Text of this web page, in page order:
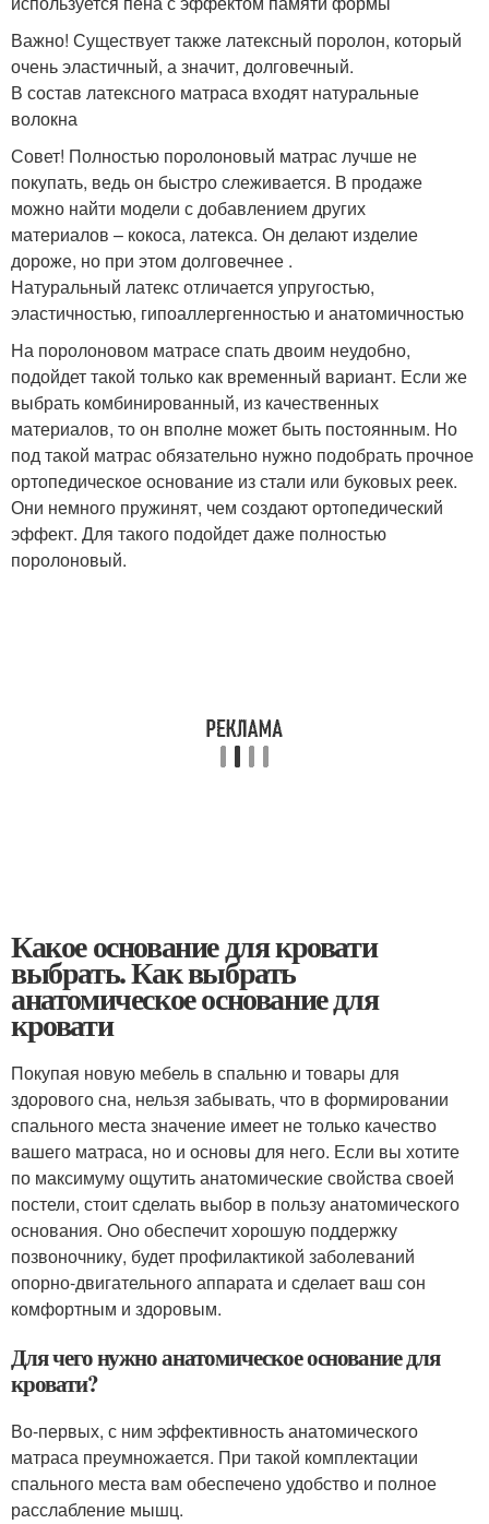
Важно! Существует также латексный поролон, который
очень эластичный, а значит, долговечный.
В состав латексного матраса входят натуральные
волокна
Совет! Полностью поролоновый матрас лучше не
покупать, ведь он быстро слеживается. В продаже
можно найти модели с добавлением других
материалов – кокоса, латекса. Он делают изделие
дороже, но при этом долговечнее .
Натуральный латекс отличается упругостью,
эластичностью, гипоаллергенностью и анатомичностью
На поролоновом матрасе спать двоим неудобно,
подойдет такой только как временный вариант. Если же
выбрать комбинированный, из качественных
материалов, то он вполне может быть постоянным. Но
под такой матрас обязательно нужно подобрать прочное
ортопедическое основание из стали или буковых реек.
Они немного пружинят, чем создают ортопедический
эффект. Для такого подойдет даже полностью
поролоновый.
Какое основание для кровати
выбрать. Как выбрать
анатомическое основание для
кровати
Покупая новую мебель в спальню и товары для
здорового сна, нельзя забывать, что в формировании
спального места значение имеет не только качество
вашего матраса, но и основы для него. Если вы хотите
по максимуму ощутить анатомические свойства своей
постели, стоит сделать выбор в пользу анатомического
основания. Оно обеспечит хорошую поддержку
позвоночнику, будет профилактикой заболеваний
опорно-двигательного аппарата и сделает ваш сон
комфортным и здоровым.
Для чего нужно анатомическое основание для
кровати?
Во-первых, с ним эффективность анатомического
матраса преумножается. При такой комплектации
спального места вам обеспечено удобство и полное
расслабление мышц.